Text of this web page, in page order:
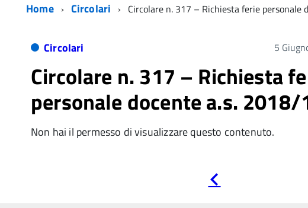
Home
Circolari Circolare n. 317 – Richiesta ferie personale
Circolari 5
Circolare n. 317 – Richiesta
personale docente a.s. 2018/
Non hai il permesso di visualizzare questo contenuto.
precedente